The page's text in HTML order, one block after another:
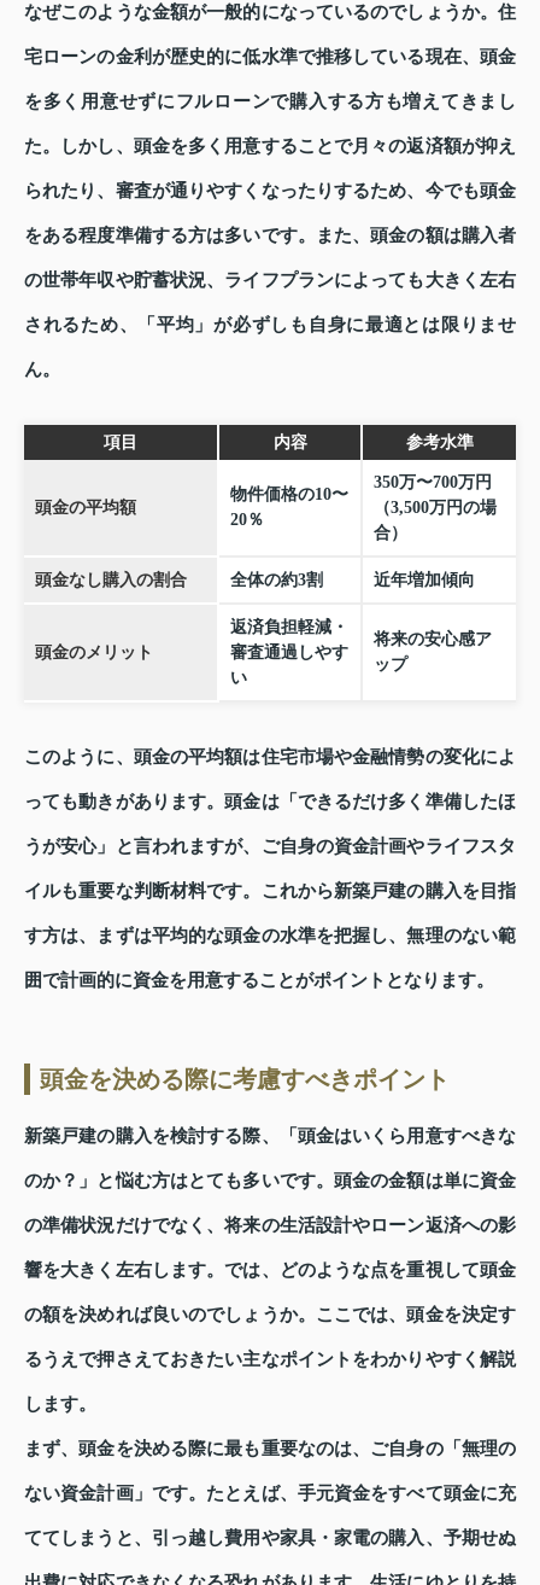
なぜこのような金額が一般的になっているのでしょうか。住
宅ローンの金利が歴史的に低水準で推移している現在、頭金
を多く用意せずにフルローンで購入する方も増えてきまし
た。しかし、頭金を多く用意することで月々の返済額が抑え
られたり、審査が通りやすくなったりするため、今でも頭金
をある程度準備する方は多いです。また、頭金の額は購入者
の世帯年収や貯蓄状況、ライフプランによっても大きく左右
されるため、「平均」が必ずしも自身に最適とは限りませ
ん。
項目 内容 参考水準
頭金の平均額
物件価格の10〜
20％
350万〜700万円
（3,500万円の場
合）
頭金なし購入の割合 全体の約3割 近年増加傾向
頭金のメリット
返済負担軽減・
審査通過しやす
い
将来の安心感ア
ップ
このように、頭金の平均額は住宅市場や金融情勢の変化によ
っても動きがあります。頭金は「できるだけ多く準備したほ
うが安心」と言われますが、ご自身の資金計画やライフスタ
イルも重要な判断材料です。これから新築戸建の購入を目指
す方は、まずは平均的な頭金の水準を把握し、無理のない範
囲で計画的に資金を用意することがポイントとなります。
頭金を決める際に考慮すべきポイント
新築戸建の購入を検討する際、「頭金はいくら用意すべきな
のか？」と悩む方はとても多いです。頭金の金額は単に資金
の準備状況だけでなく、将来の生活設計やローン返済への影
響を大きく左右します。では、どのような点を重視して頭金
の額を決めれば良いのでしょうか。ここでは、頭金を決定す
るうえで押さえておきたい主なポイントをわかりやすく解説
します。
まず、頭金を決める際に最も重要なのは、ご自身の「無理の
ない資金計画」です。たとえば、手元資金をすべて頭金に充
ててしまうと、引っ越し費用や家具・家電の購入、予期せぬ